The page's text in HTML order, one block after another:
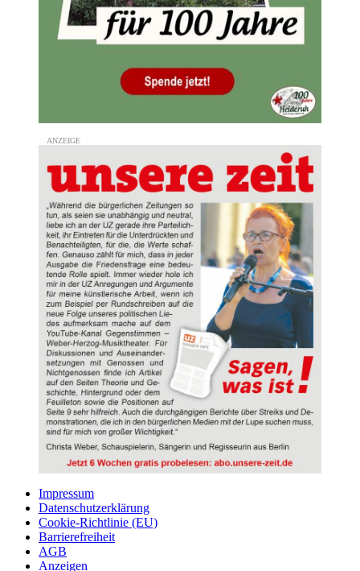
Impressum
Datenschutzerklärung
Cookie-Richtlinie (EU)
Barrierefreiheit
AGB
Anzeigen